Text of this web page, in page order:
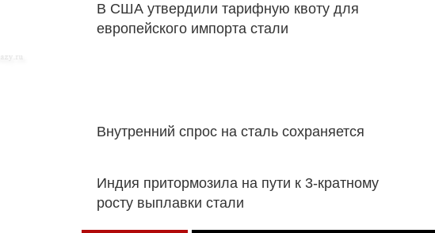
В США утвердили тарифную квоту для
европейского импорта стали
Внутренний спрос на сталь сохраняется
Индия притормозила на пути к 3-кратному
росту выплавки стали